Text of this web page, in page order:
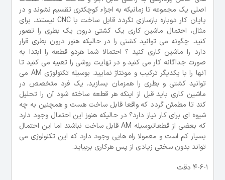
اصلی یک مجموعه تا زمانیکه به اجزاء کوچکتری تقسیم نشوند و در
پایان کار دوباره بازسازی نگردد قابل ساخت با CNC نیستند. برای
مثال، احتمال ماشین کاری یک کشتی درون یک بطری را تصور
کنید. چگونه می توانید کشتی را در حالیکه هنوز درون بطری قرار
دارد را ماشین کاری کنید ؟ احتمالا شما هردو قطعه را ابتدا به
صورت جداگانه کار می کنید و در نهایت روشی را تعبیه می کنید تا
آنها را با یکدیگر ترکیب و مونتاژ نمایید. بوسیله تکنولوژی AM می
توانید کشتی و بطری را همزمان بسازید. یک فرد متخصص در
ماشین کاری باید قبل از اینکه هر قطعه ساخته شود آن را تحلیل
کند تا مطمئن گردد که واقعا قابل ساخت هست و همچنین به چه
شیوه ای برای کار نیاز دارد؟ در حالیکه هنوز این احتمال وجود دارد
که بعضی از قطعاتبوسیله AM قابل ساخت نباشند اما این احتمال
بسیار کم است و معمولا راه هایی وجود دارد که این تکنولوژی می
تواند بدون سختی زیادی از پس هرکاری بربیاید.
4-6-1 دقت